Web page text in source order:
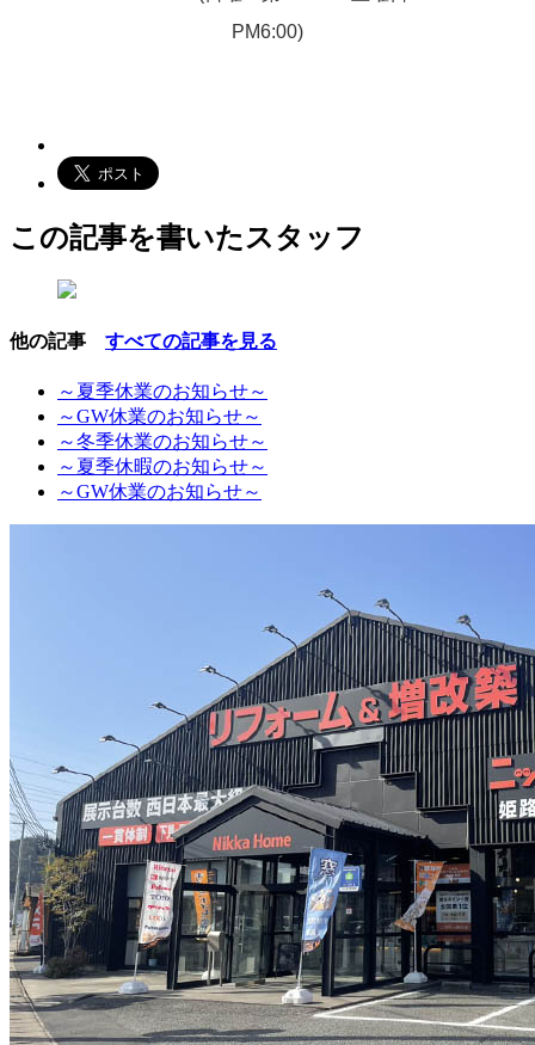
PM6:00)
この記事を書いたスタッフ
他の記事 すべての記事を見る
～夏季休業のお知らせ～
～GW休業のお知らせ～
～冬季休業のお知らせ～
～夏季休暇のお知らせ～
～GW休業のお知らせ～